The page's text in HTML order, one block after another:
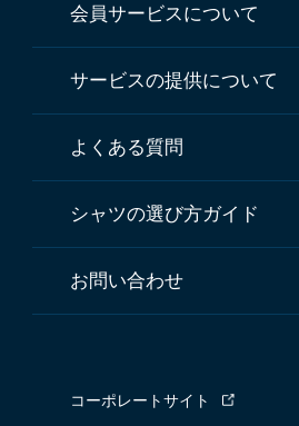
会員サービスについて
サービスの提供について
よくある質問
シャツの選び方ガイド
お問い合わせ
コーポレートサイト